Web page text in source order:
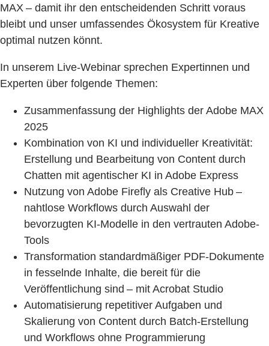
MAX – damit ihr den entscheidenden Schritt voraus
bleibt und unser umfassendes Ökosystem für Kreative
optimal nutzen könnt.
In unserem Live-Webinar sprechen Expertinnen und
Experten über folgende Themen:
Zusammenfassung der Highlights der Adobe MAX
2025
Kombination von KI und individueller Kreativität:
Erstellung und Bearbeitung von Content durch
Chatten mit agentischer KI in Adobe Express
Nutzung von Adobe Firefly als Creative Hub –
nahtlose Workflows durch Auswahl der
bevorzugten KI-Modelle in den vertrauten Adobe-
Tools
Transformation standardmäßiger PDF-Dokumente
in fesselnde Inhalte, die bereit für die
Veröffentlichung sind – mit Acrobat Studio
Automatisierung repetitiver Aufgaben und
Skalierung von Content durch Batch-Erstellung
und Workflows ohne Programmierung